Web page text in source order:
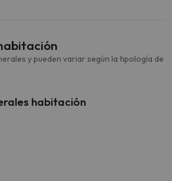
y pueden variar según la tipología de
habitación